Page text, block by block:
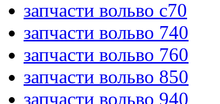
запчасти вольво c70
запчасти вольво 740
запчасти вольво 760
запчасти вольво 850
запчасти вольво 940